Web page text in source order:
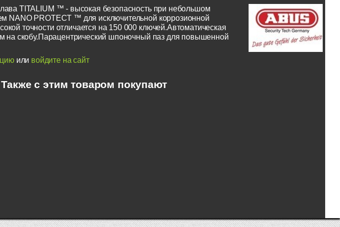
TITALIUM ™ - высокая безопасность при небольшом
NANO PROTECT ™ для исключительной коррозионной
точности отличается на 150 000 ключей.Автоматическая
на скобу.Парацентрический шпоночный паз для повышенной
или войдите на сайт
Также с этим товаром покупают